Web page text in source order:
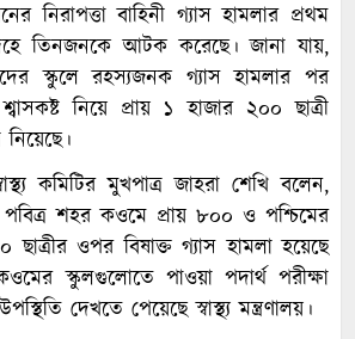
নিরাপত্তা বাহিনী গ্যাস হামলার প্রথম
তিনজনকে আটক করেছে। জানা যায়,
স্কুলে রহস্যজনক গ্যাস হামলার পর
নিয়ে প্রায় ১ হাজার ২০০ ছাত্রী
কমিটির মুখপাত্র জাহরা শেখি বলেন,
পবিত্র শহর কওমে প্রায় ৮০০ ও পশ্চিমের
ওপর বিষাক্ত গ্যাস হামলা হয়েছে
স্কুলগুলোতে পাওয়া পদার্থ পরীক্ষা
দেখতে পেয়েছে স্বাস্থ্য মন্ত্রণালয়।